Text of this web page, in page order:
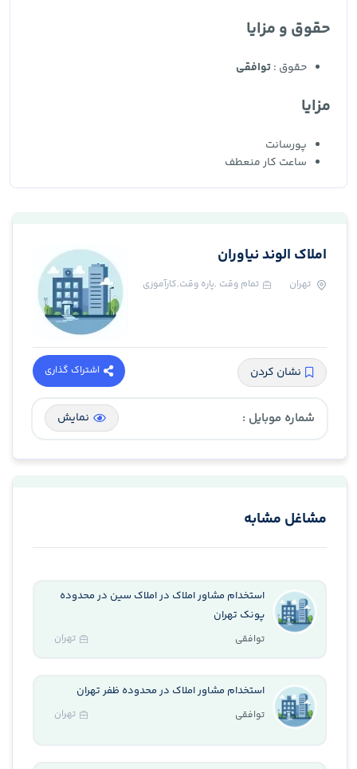
حقوق و مزایا
حقوق :توافقی
مزایا
پورسانت
ساعت کار منعطف
املاک الوند نیاوران
تهران تمام وقت ,پاره وقت,کارآموزی
نشان کردن اشتراک گذاری
شماره موبایل : نمایش
مشاغل مشابه
استخدام مشاور املاک در املاک سین در محدوده
پونک تهران
توافقی تهران
استخدام مشاور املاک در محدوده ظفر تهران
توافقی تهران